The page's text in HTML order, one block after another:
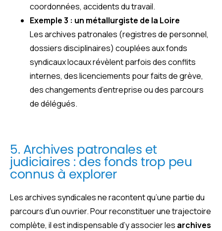
coordonnées, accidents du travail.
Exemple 3 : un métallurgiste de la Loire
Les archives patronales (registres de personnel,
dossiers disciplinaires) couplées aux fonds
syndicaux locaux révèlent parfois des conflits
internes, des licenciements pour faits de grève,
des changements d’entreprise ou des parcours
de délégués.
5. Archives patronales et
judiciaires : des fonds trop peu
connus à explorer
Les archives syndicales ne racontent qu’une partie du
parcours d’un ouvrier. Pour reconstituer une trajectoire
complète, il est indispensable d’y associer les archives